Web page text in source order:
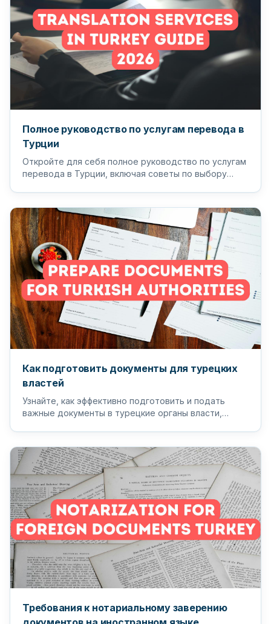
Полное руководство по услугам перевода в
Турции
Откройте для себя полное руководство по услугам
перевода в Турции, включая советы по выбору
Как подготовить документы для турецких
властей
Узнайте, как эффективно подготовить и подать
важные документы в турецкие органы власти,
Требования к нотариальному заверению